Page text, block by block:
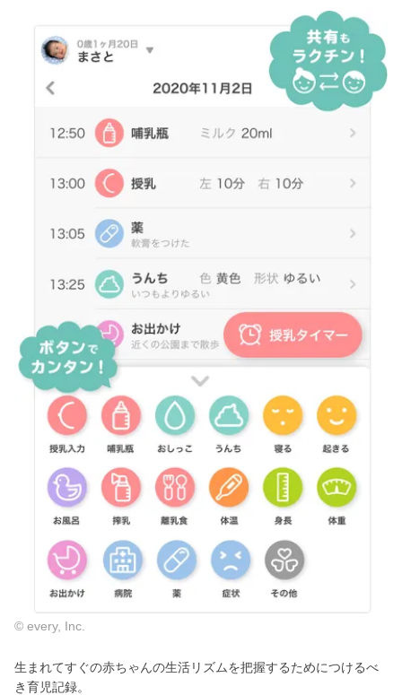
© every, Inc.
生まれてすぐの赤ちゃんの生活リズムを把握するためにつけるべ
き育児記録。